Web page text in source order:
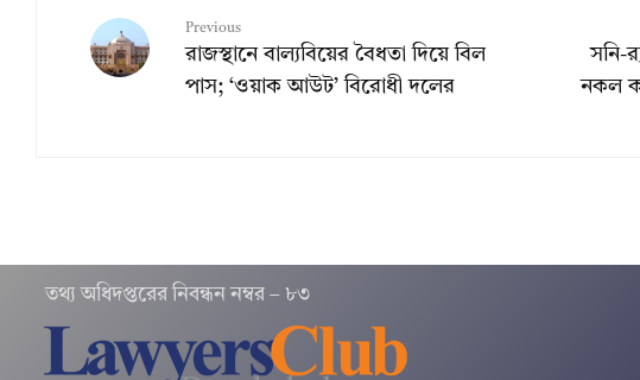
Previous
রাজস্থানে বাল্যবিয়ের বৈধতা দিয়ে বিল
পাস; ‘ওয়াক আউট’ বিরোধী দলের
সনি-
নকল
তথ‌্য অ‌ধিদপ্ত‌রের নিবন্ধন নম্বর – ৮৩